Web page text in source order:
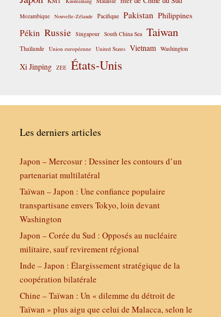
Mozambique Nouvelle-Zélande Pacifique Pakistan Philippines
Pékin Russie Singapour South China Sea Taiwan
Thaïlande Union européenne United States Vietnam Washington
Xi Jinping ZEE États-Unis
Les derniers articles
Japon – Mercosur : Dessiner les contours d’un
partenariat multilatéral
Taïwan – Japon : Une confiance populaire
transpartisane envers Tokyo, loin devant
Washington
Japon – Corée du Sud : Opposés au nucléaire
militaire, sauf revirement régional
Inde – Japon : Élargissement stratégique de la
coopération bilatérale
Chine – Taïwan : Un « dilemme du détroit de
Taïwan » plus aigu que celui de Malacca, selon le